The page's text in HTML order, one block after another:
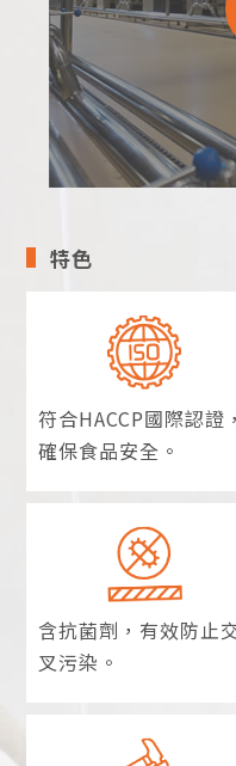
特色
符合HACCP國際認證，
確保食品安全。
含抗菌劑， 有效防止
叉污染。